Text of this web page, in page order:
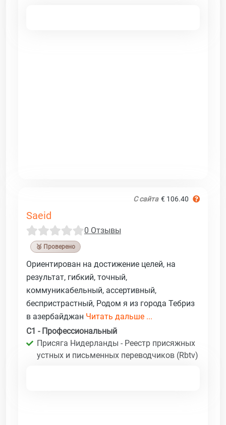
С сайта € 106.40
Saeid
0 Отзывы
🥉 Проверено
Ориентирован на достижение целей, на
результат, гибкий, точный,
коммуникабельный, ассертивный,
беспристрастный, Родом я из города Тебриз
в азербайджан Читать дальше ...
C1 - Профессиональный
Присяга Нидерланды - Реестр присяжных
устных и письменных переводчиков (Rbtv)